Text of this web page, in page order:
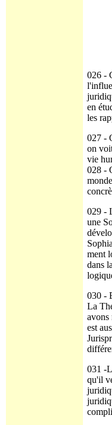
026 -
en
les
027 -
on
vie
028 -
029 -
une
ment
dans
030 -
La
avons
est
031 -
qu'il